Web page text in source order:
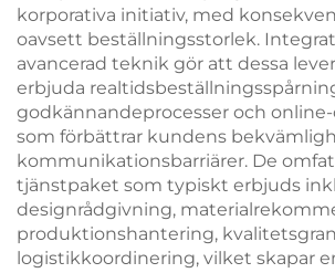
korporativa initiativ, med
oavsett beställningsstorlek.
avancerad teknik gör att dessa
erbjuda
godkännandeprocesser och
som förbättrar kundens
kommunikationsbarriärer. De
tjänstpaket som typiskt erbjuds
designrådgivning,
produktionshantering,
logistikkoordinering, vilket skapar